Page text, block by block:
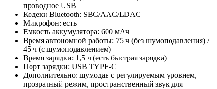
проводное USB
Кодеки Bluetooth: SBC/AAC/LDAC
Микрофон: есть
Емкость аккумулятора: 600 мАч
Время автономной работы: 75 ч (без шумоподавления) /
45 ч (с шумоподавлением)
Время зарядки: 1,5 ч (есть быстрая зарядка)
Порт зарядки: USB TYPE-C
Дополнительно: шумодав с регулируемым уровнем,
прозрачный режим, пространственный звук для